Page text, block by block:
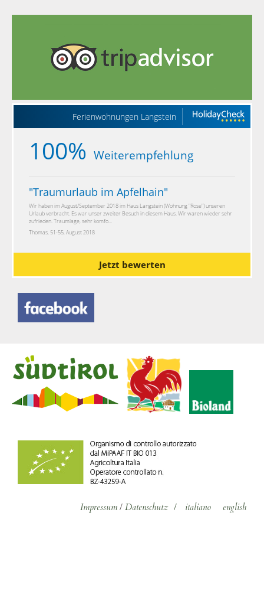
Ferienwohnungen Langstein
100% Weiterempfehlung
"Traumurlaub im Apfelhain"
Wir haben im August/September 2018 im Haus Langstein (Wohnung "Rose") unseren
Urlaub verbracht. Es war unser zweiter Besuch in diesem Haus. Wir waren wieder sehr
zufrieden. Traumlage, sehr komfo...
Thomas, 51-55, August 2018
Jetzt bewerten
Impressum / Datenschutz / italiano english